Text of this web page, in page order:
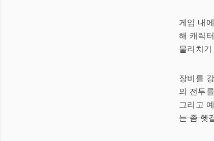
게임 내
해 캐릭
물리치
장비를
의 전투
그리고
는 좀 헷